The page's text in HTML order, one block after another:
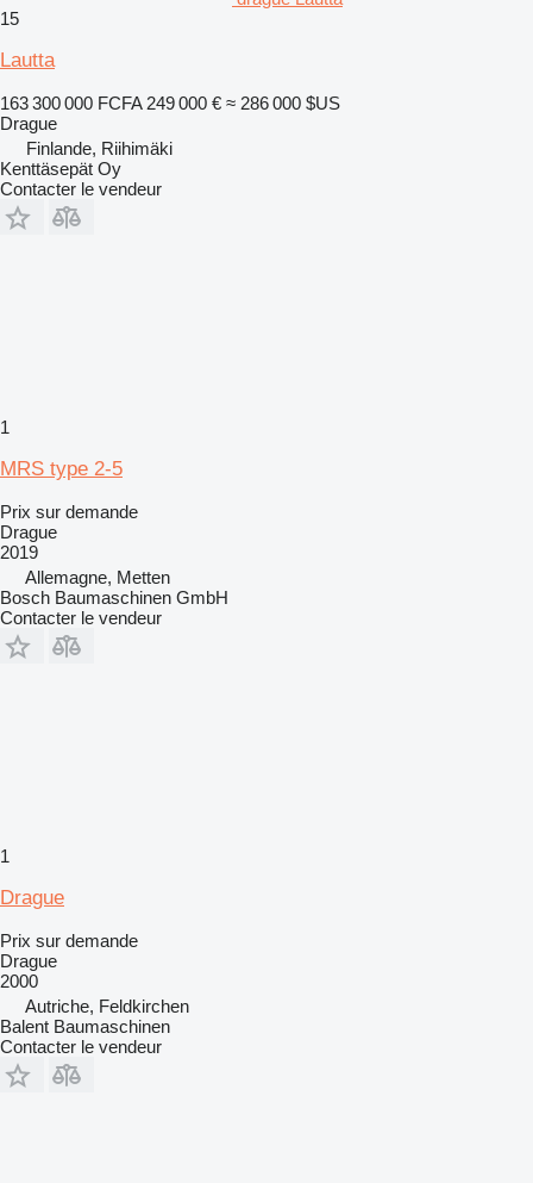
15
Lautta
163 300 000 FCFA 249 000 € ≈ 286 000 $US
Drague
Finlande, Riihimäki
Kenttäsepät Oy
Contacter le vendeur
1
MRS type 2-5
Prix sur demande
Drague
2019
Allemagne, Metten
Bosch Baumaschinen GmbH
Contacter le vendeur
1
Drague
Prix sur demande
Drague
2000
Autriche, Feldkirchen
Balent Baumaschinen
Contacter le vendeur